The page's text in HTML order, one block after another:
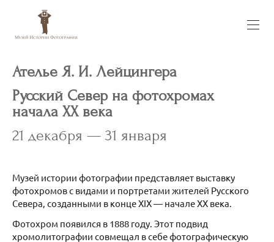
Ателье Я. И. Лейцингера
Русский Север на фотохромах
начала ХХ века
21 декабря — 31 января
Музей истории фотографии представляет выставку
фотохромов с видами и портретами жителей Русского
Севера, созданными в конце ХIХ — начале ХХ века.
Фотохром появился в 1888 году. Этот подвид
хромолитографии совмещал в себе фотографическую